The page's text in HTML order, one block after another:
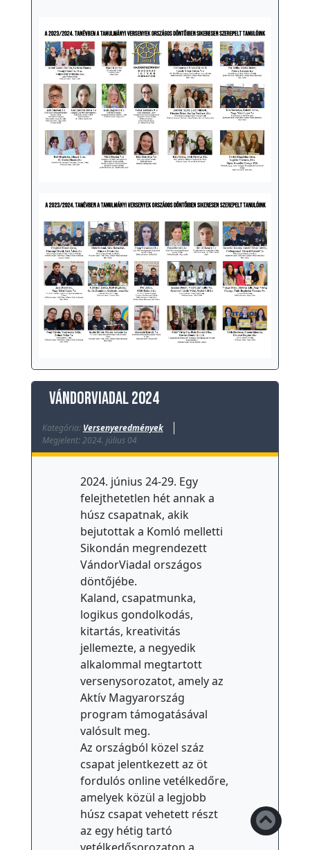
VÁNDORVIADAL 2024
Kategória: Versenyeredmények
Megjelent: 2024. július 04
2024. június 24-29. Egy
felejthetetlen hét annak a
húsz csapatnak, akik
bejutottak a Komló melletti
Sikondán megrendezett
VándorViadal országos
döntőjébe.
Kaland, csapatmunka,
logikus gondolkodás,
kitartás, kreativitás
jellemezte, a negyedik
alkalommal megtartott
versenysorozatot, amely az
Aktív Magyarország
program támogatásával
valósult meg.
Az országból közel száz
csapat jelentkezett az öt
fordulós online vetélkedőre,
amelyek közül a legjobb
húsz csapat vehetett részt
az egy hétig tartó